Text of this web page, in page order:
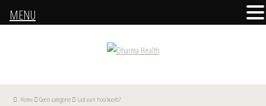
Home Geen categorie Last van hooikoorts?
MENU